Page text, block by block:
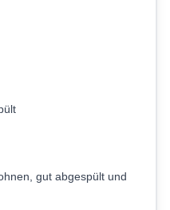
gut abgespült und